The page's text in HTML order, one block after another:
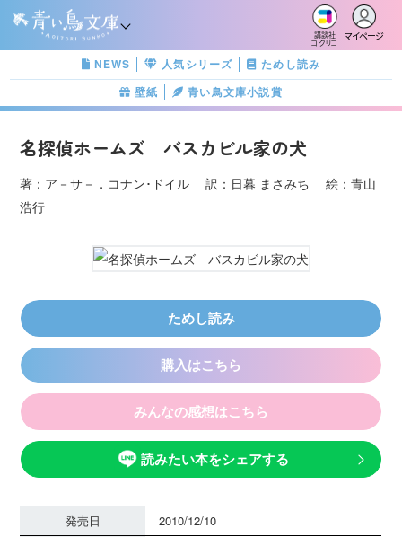
講談社
コクリコ
マイページ
NEWS 人気シリーズ
ためし読み
壁紙
青い鳥文庫小説賞
名探偵ホームズ バスカビル家の犬
著：ア－サ－．コナン･ドイル 訳：日暮 まさみち 絵：青山
浩行
ためし読み
購入はこちら
みんなの感想はこちら
読みたい本をシェアする
発売日
2010/12/10